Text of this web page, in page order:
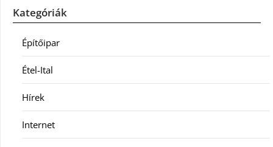
Kategóriák
Építőipar
Étel-Ital
Hírek
Internet